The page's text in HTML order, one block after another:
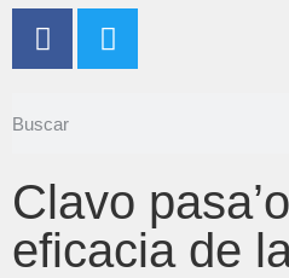
Clavo
eficacia de